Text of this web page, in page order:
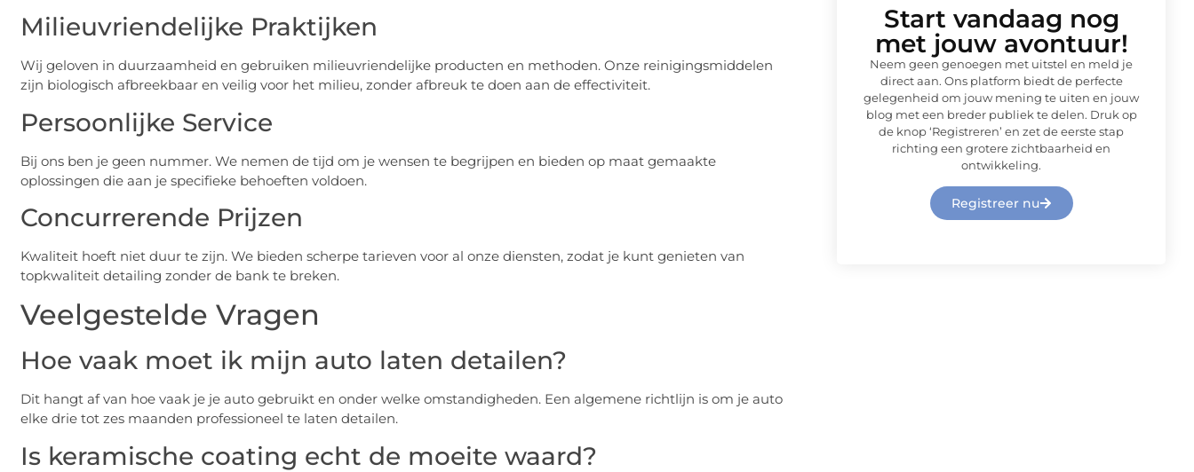
Milieuvriendelijke Praktijken
Wij geloven in duurzaamheid en gebruiken milieuvriendelijke producten en methoden. Onze reinigingsmiddelen
zijn biologisch afbreekbaar en veilig voor het milieu, zonder afbreuk te doen aan de effectiviteit.
Persoonlijke Service
Bij ons ben je geen nummer. We nemen de tijd om je wensen te begrijpen en bieden op maat gemaakte
oplossingen die aan je specifieke behoeften voldoen.
Concurrerende Prijzen
Kwaliteit hoeft niet duur te zijn. We bieden scherpe tarieven voor al onze diensten, zodat je kunt genieten van
topkwaliteit detailing zonder de bank te breken.
Veelgestelde Vragen
Hoe vaak moet ik mijn auto laten detailen?
Dit hangt af van hoe vaak je je auto gebruikt en onder welke omstandigheden. Een algemene richtlijn is om je auto
elke drie tot zes maanden professioneel te laten detailen.
Is keramische coating echt de moeite waard?
Start vandaag nog
met jouw avontuur!
Neem geen genoegen met uitstel en meld je
direct aan. Ons platform biedt de perfecte
gelegenheid om jouw mening te uiten en jouw
blog met een breder publiek te delen. Druk op
de knop ‘Registreren’ en zet de eerste stap
richting een grotere zichtbaarheid en
ontwikkeling.
Registreer nu